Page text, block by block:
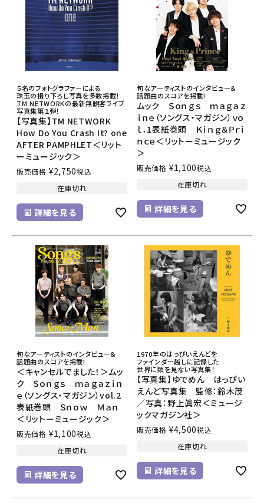
５名のフォトグラファーによる
珠玉の撮り下ろし写真を多数掲載！
TM NETWORKの最新無観客ライブ
写真集第１弾！
【写真集】TM NETWORK
How Do You Crash It? one
AFTER PAMPHLET＜リット
ーミュージック＞
販売価格 ¥2,750税込
在庫切れ
詳細を見る
旬なアーティストのインタビュー＆
話題曲のスコアを掲載!
ムック Ｓｏｎｇｓ ｍａｇａｚ
ｉｎｅ（ソングス・マガジン）ｖｏ
ｌ．1表紙巻頭 Ｋｉｎｇ＆Ｐｒｉ
ｎｃｅ＜リットーミュージック
＞
販売価格 ¥1,100税込
在庫切れ
詳細を見る
旬なアーティストのインタビュー＆
話題曲のスコアを掲載!
＜キャンセルでました！＞ムッ
ク Ｓｏｎｇｓ ｍａｇａｚｉｎ
ｅ（ソングス・マガジン）vol.2
表紙巻頭 Ｓｎｏｗ Ｍａｎ
＜リットーミュージック＞
販売価格 ¥1,100税込
在庫切れ
詳細を見る
1970年のはっぴいえんどを
ファインダー越しに記録した
世界に類を見ない写真集！
【写真集】ゆでめん はっぴい
えんど写真集 監修：鈴木茂
／写真：野上眞宏＜ミュージ
ックマガジン社＞
販売価格 ¥4,500税込
在庫切れ
詳細を見る